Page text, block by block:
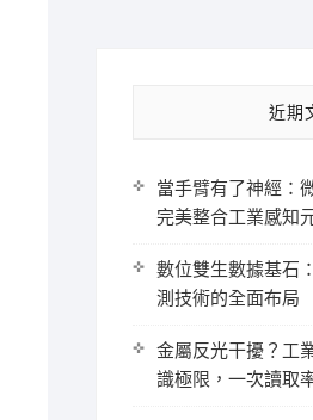
近期
當手臂有了神經：
完美整合工業感知
數位雙生數據基石
測技術的全面布局
金屬反光干擾？工
識極限，一次讀取